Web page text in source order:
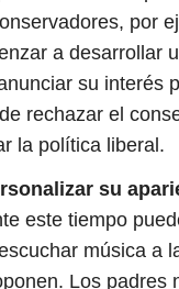
por
a desarrollar
su interés
rechazar el
la política liberal.
su
este tiempo
música a
Los padres